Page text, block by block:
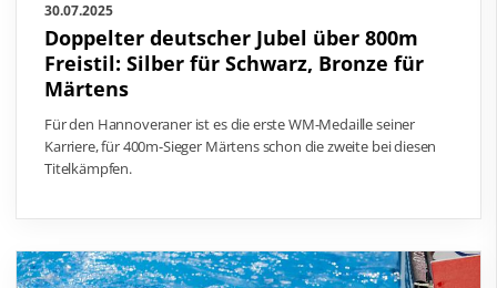
30.07.2025
Doppelter deutscher Jubel über 800m
Freistil: Silber für Schwarz, Bronze für
Märtens
Für den Hannoveraner ist es die erste WM-Medaille seiner
Karriere, für 400m-Sieger Märtens schon die zweite bei diesen
Titelkämpfen.